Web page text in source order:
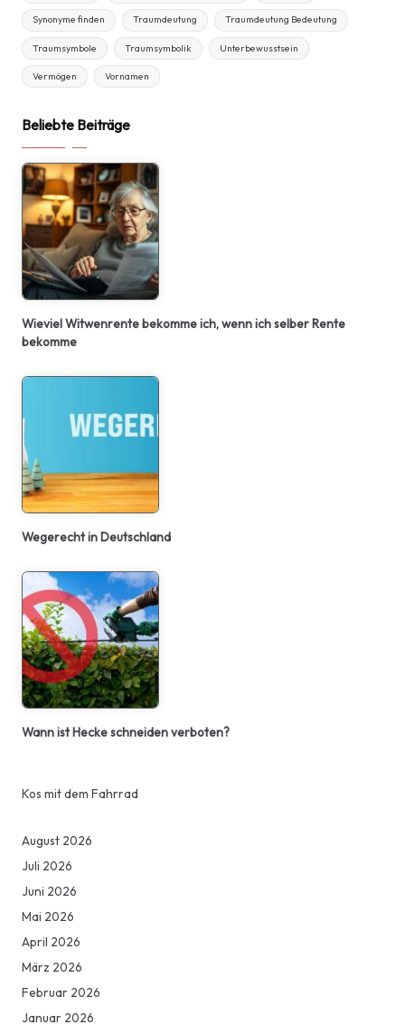
Synonyme finden Traumdeutung Traumdeutung Bedeutung
Traumsymbole Traumsymbolik Unterbewusstsein
Vermögen Vornamen
Beliebte Beiträge
Wieviel Witwenrente bekomme ich, wenn ich selber Rente
bekomme
Wegerecht in Deutschland
Wann ist Hecke schneiden verboten?
Kos mit dem Fahrrad
August 2026
Juli 2026
Juni 2026
Mai 2026
April 2026
März 2026
Februar 2026
Januar 2026